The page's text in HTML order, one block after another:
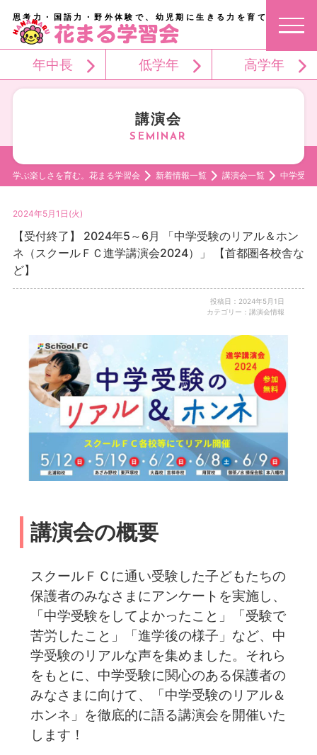
思考力・国語力・野外体験で、幼児期に生きる力を育てる。
年中長 低学年 高学年
講演会
学ぶ楽しさを育む。花まる学習会 新着情報一覧 講演会一覧 中学受験
2024年5月1日(火)
【受付終了】 2024年5～6月 「中学受験のリアル＆ホン
ネ（スクールＦＣ進学講演会2024）」 【首都圏各校舎な
ど】
投稿日：2024年5月1日
カテゴリー：講演会情報
講演会の概要
スクールＦＣに通い受験した子どもたちの
保護者のみなさまにアンケートを実施し、
「中学受験をしてよかったこと」「受験で
苦労したこと」「進学後の様子」など、中
学受験のリアルな声を集めました。それら
をもとに、中学受験に関心のある保護者の
みなさまに向けて、「中学受験のリアル＆
ホンネ」を徹底的に語る講演会を開催いた
します！